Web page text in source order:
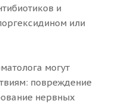
и
или
могут
повреждение
нервных